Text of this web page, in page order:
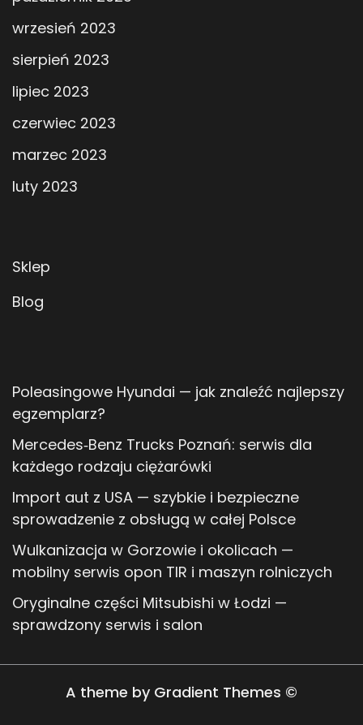
wrzesień 2023
sierpień 2023
lipiec 2023
czerwiec 2023
marzec 2023
luty 2023
Sklep
Blog
Poleasingowe Hyundai — jak znaleźć najlepszy
egzemplarz?
Mercedes‑Benz Trucks Poznań: serwis dla
każdego rodzaju ciężarówki
Import aut z USA — szybkie i bezpieczne
sprowadzenie z obsługą w całej Polsce
Wulkanizacja w Gorzowie i okolicach —
mobilny serwis opon TIR i maszyn rolniczych
Oryginalne części Mitsubishi w Łodzi —
sprawdzony serwis i salon
A theme by Gradient Themes ©